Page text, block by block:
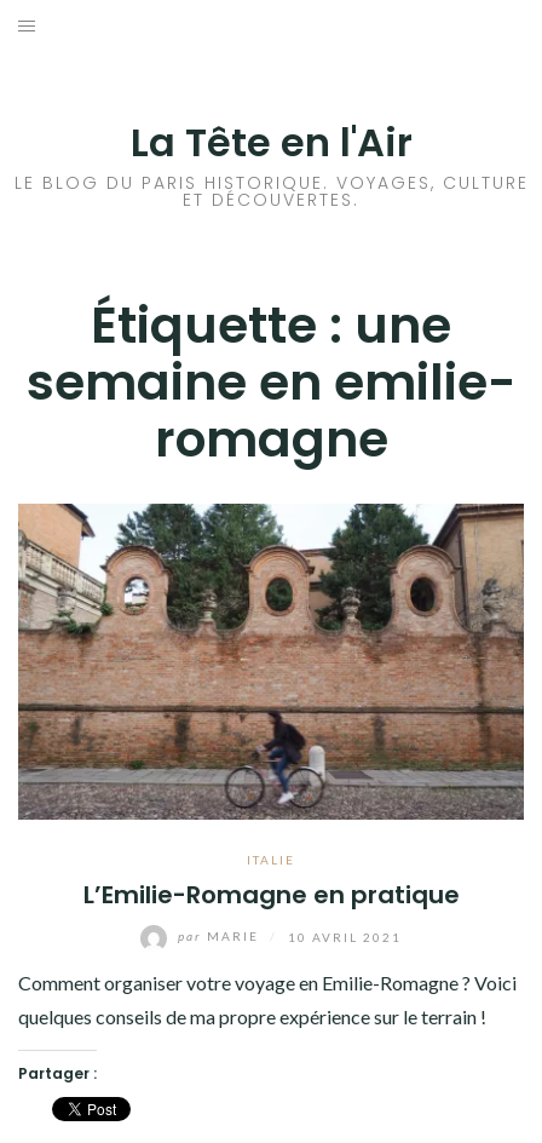
Aller
La Tête en l'Air
LE BLOG DU PARIS HISTORIQUE. VOYAGES, CULTURE
ET DÉCOUVERTES.
Étiquette : une
semaine en emilie-
romagne
ITALIE
L’Emilie-Romagne en pratique
par MARIE 10 AVRIL 2021
Comment organiser votre voyage en Emilie-Romagne ? Voici
quelques conseils de ma propre expérience sur le terrain !
Partager :
HISTOIRES EN ILE DE FRANCE
VOYAGES À L’ÉTRANGER